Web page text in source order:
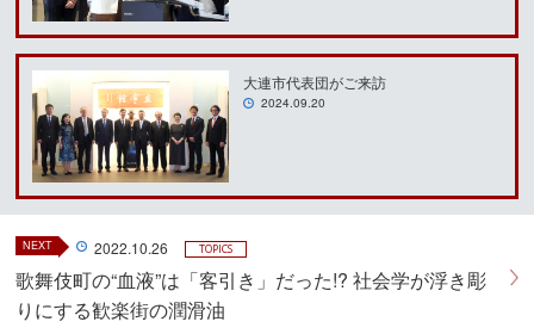
大連市代表団がご来訪
2024.09.20
NEXT 2022.10.26 TOPICS
歌舞伎町の“血液”は「客引き」だった!? 社会学が浮き彫
りにする歓楽街の潤滑油